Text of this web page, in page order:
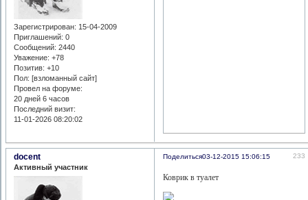
Зарегистрирован: 15-04-2009
Приглашений: 0
Сообщений: 2440
Уважение: +78
Позитив: +10
Пол: [взломанный сайт]
Провел на форуме:
20 дней 6 часов
Последний визит:
11-01-2026 08:20:02
Поделиться 233
03-12-2015 15:06:15
docent
Активный участник
Коврик в туалет